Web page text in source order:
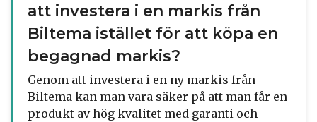
att investera i en markis från
Biltema istället för att köpa en
begagnad markis?
Genom att investera i en ny markis från
Biltema kan man vara säker på att man får en
produkt av hög kvalitet med garanti och